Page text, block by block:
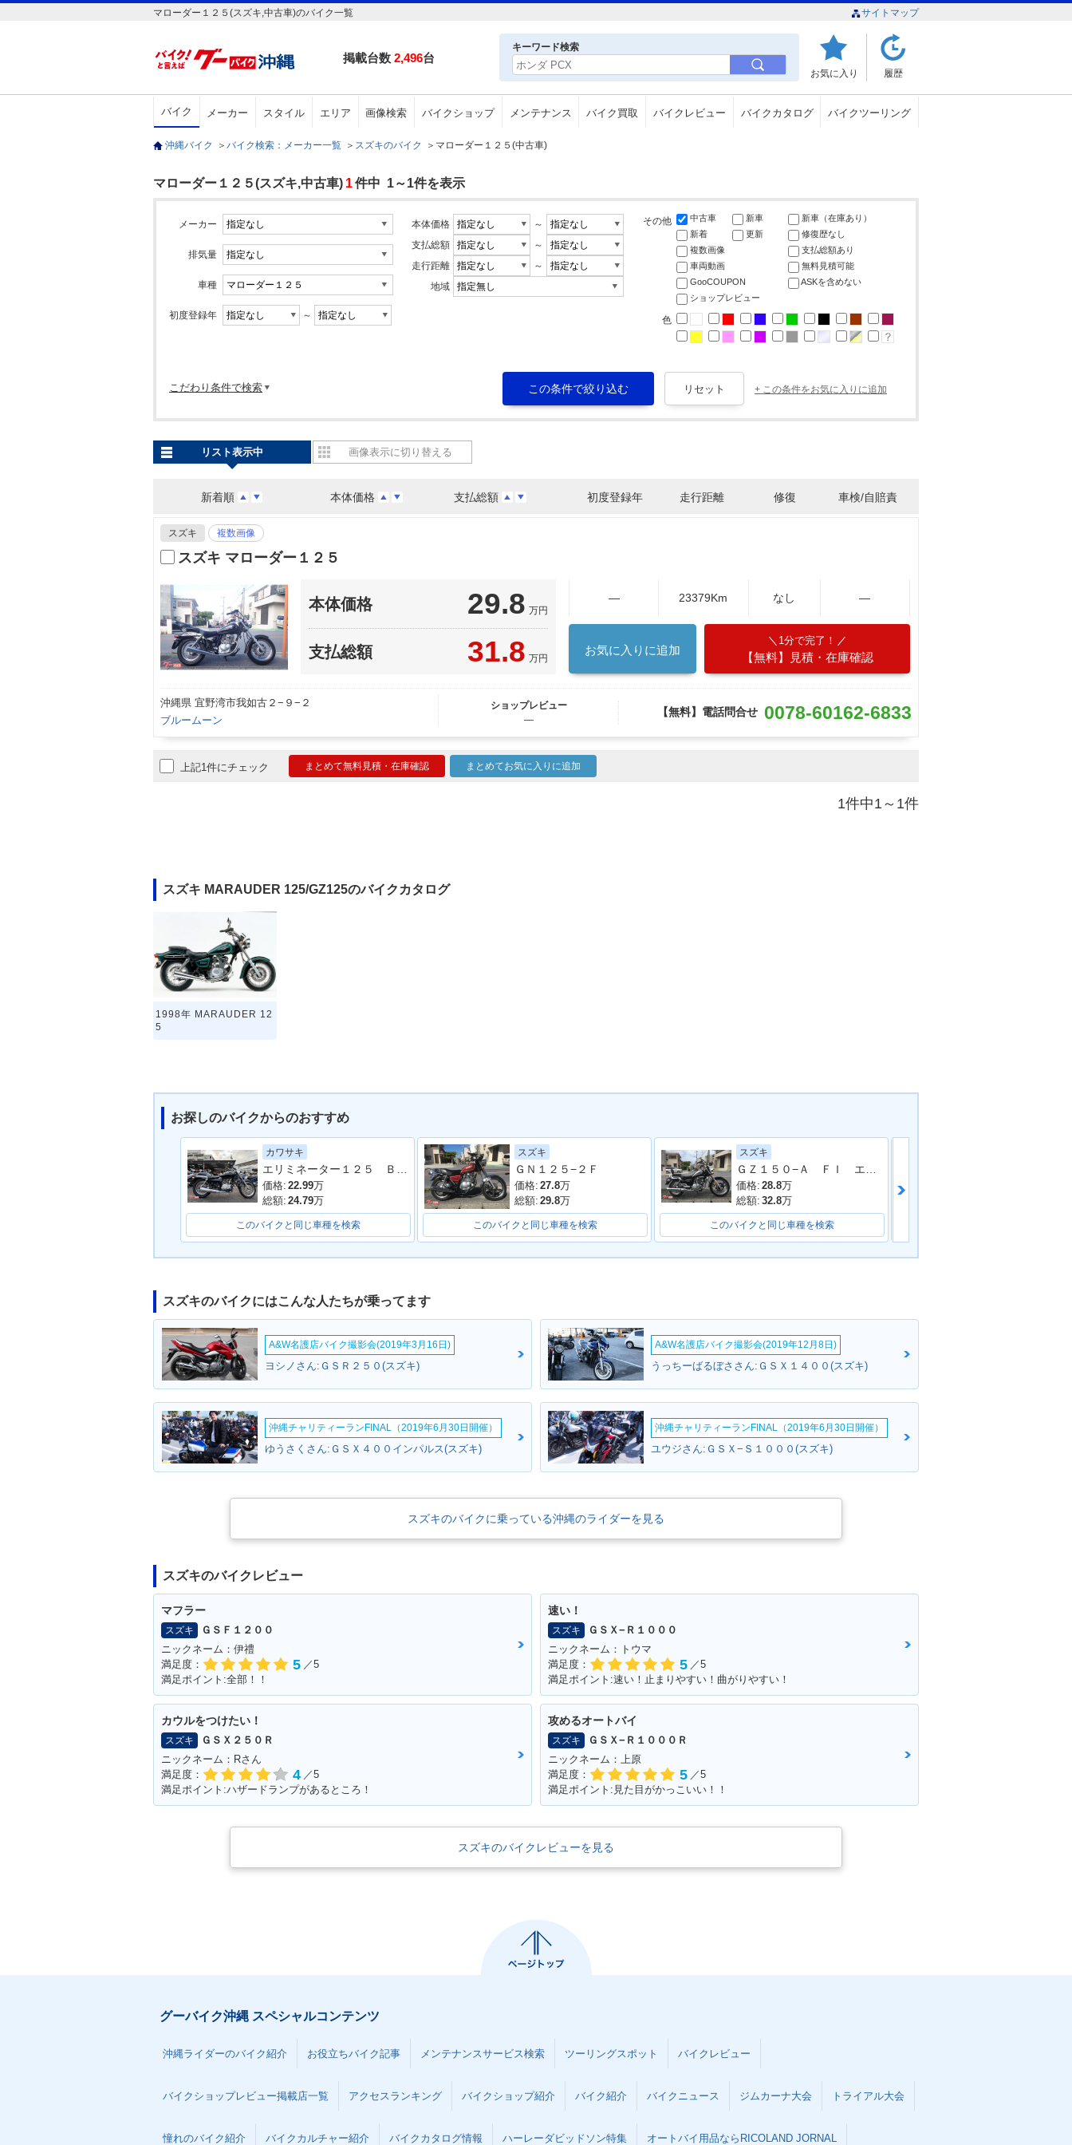
マローダー１２５(スズキ,中古車)のバイク一覧 サイトマップ
掲載台数 2,496台
キーワード検索
お気に入り 履歴
バイク メーカー スタイル エリア 画像検索 バイクショップ メンテナンス バイク買取 バイクレビュー バイクカタログ バイクツーリング
沖縄バイク ＞ バイク検索：メーカー一覧 ＞ スズキのバイク ＞ マローダー１２５(中古車)
マローダー１２５(スズキ,中古車) 1件中 1～1件を表示
メーカー
排気量
車種
初度登録年 ～
本体価格
～
支払総額
～
走行距離
～
地域
その他 中古車 新車
新車（在庫あり）
新着
更新
修復歴なし
複数画像
支払総額あり
車両動画
無料見積可能
GooCOUPON
ASKを含めない
ショップレビュー
色
こだわり条件で検索 + この条件をお気に入りに追加
新着順 本体価格 支払総額 初度登録年 走行距離 修復 車検/自賠責
リスト表示中 画像表示に切り替える
スズキ 複数画像
スズキ マローダー１２５
本体価格 29.8 万円
支払総額 31.8 万円
― 23379Km なし ―
お気に入りに追加
1分で完了！
【無料】見積・在庫確認
沖縄県 宜野湾市我如古２−９−２
ブルームーン
ショップレビュー
―
【無料】電話問合せ 0078-60162-6833
上記1件にチェック まとめて無料見積・在庫確認 まとめてお気に入りに追加
1件中1～1件
スズキ MARAUDER 125/GZ125のバイクカタログ
1998年 MARAUDER 12
5
お探しのバイクからのおすすめ
カワサキ
価格: 22.99万
総額: 24.79万
このバイクと同じ車種を検索
スズキ
ＧＮ１２５−２Ｆ
価格: 27.8万
総額: 29.8万
このバイクと同じ車種を検索
スズキ
価格: 28.8万
総額: 32.8万
このバイクと同じ車種を検索
スズキのバイクにはこんな人たちが乗ってます
A&W名護店バイク撮影会(2019年3月16日)
ヨシノさん:ＧＳＲ２５０(スズキ)
A&W名護店バイク撮影会(2019年12月8日)
うっちーばるぼささん:ＧＳＸ１４００(スズキ)
沖縄チャリティーランFINAL（2019年6月30日開催）
ゆうさくさん:ＧＳＸ４００インパルス(スズキ)
沖縄チャリティーランFINAL（2019年6月30日開催）
ユウジさん:ＧＳＸ−Ｓ１０００(スズキ)
スズキのバイクに乗っている沖縄のライダーを見る
スズキのバイクレビュー
マフラー
スズキ
ＧＳＦ１２００
ニックネーム：伊禮
満足度：
5 ／5
満足ポイント:全部！！
速い！
スズキ
ＧＳＸ−Ｒ１０００
ニックネーム：トウマ
満足度：
5 ／5
満足ポイント:速い！止まりやすい！曲がりやすい！
カウルをつけたい！
スズキ
ＧＳＸ２５０Ｒ
ニックネーム：Rさん
満足度：
4 ／5
満足ポイント:ハザードランプがあるところ！
攻めるオートバイ
スズキ
ＧＳＸ−Ｒ１０００Ｒ
ニックネーム：上原
満足度：
5 ／5
満足ポイント:見た目がかっこいい！！
スズキのバイクレビューを見る
グーバイク沖縄 スペシャルコンテンツ
沖縄ライダーのバイク紹介 お役立ちバイク記事 メンテナンスサービス検索 ツーリングスポット バイクレビュー
バイクショップレビュー掲載店一覧 アクセスランキング バイクショップ紹介 バイク紹介 バイクニュース ジムカーナ大会 トライアル大会
憧れのバイク紹介 バイクカルチャー紹介 バイクカタログ情報 ハーレーダビッドソン特集 オートバイ用品ならRICOLAND JORNAL